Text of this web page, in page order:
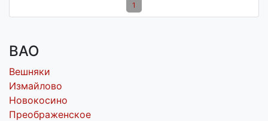
1
ВАО
Вешняки
Измайлово
Новокосино
Преображенское